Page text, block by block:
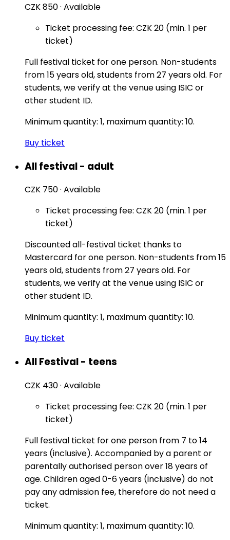
CZK 850· Available
Ticket processing fee: CZK 20 (min. 1 per
ticket)
Full festival ticket for one person. Non-students
from 15 years old, students from 27 years old. For
students, we verify at the venue using ISIC or
other student ID.
Minimum quantity: 1, maximum quantity: 10.
Buy ticket
All festival - adult
CZK 750· Available
Ticket processing fee: CZK 20 (min. 1 per
ticket)
Discounted all-festival ticket thanks to
Mastercard for one person. Non-students from 15
years old, students from 27 years old. For
students, we verify at the venue using ISIC or
other student ID.
Minimum quantity: 1, maximum quantity: 10.
Buy ticket
All Festival - teens
CZK 430· Available
Ticket processing fee: CZK 20 (min. 1 per
ticket)
Full festival ticket for one person from 7 to 14
years (inclusive). Accompanied by a parent or
parentally authorised person over 18 years of
age. Children aged 0-6 years (inclusive) do not
pay any admission fee, therefore do not need a
ticket.
Minimum quantity: 1, maximum quantity: 10.